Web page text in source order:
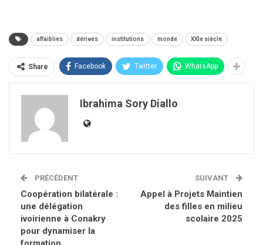
affaiblies dérives institutions monde XXIe siècle
Share Facebook Twitter WhatsApp
Ibrahima Sory Diallo
PRÉCÉDENT
Coopération bilatérale :
une délégation
ivoirienne à Conakry
pour dynamiser la
SUIVANT
Appel à Projets Maintien
des filles en milieu
scolaire 2025